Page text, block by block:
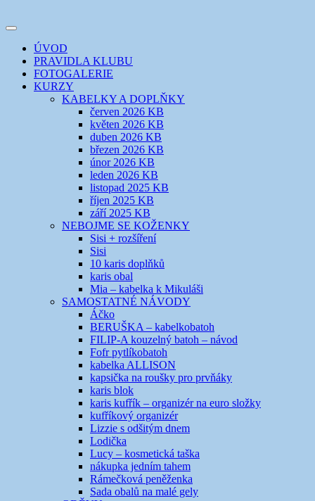
k
webuEVIKLUB
šicí klub
Toggle
navigation
ÚVOD
PRAVIDLA KLUBU
FOTOGALERIE
KURZY
KABELKY A DOPLŇKY
červen 2026 KB
květen 2026 KB
duben 2026 KB
březen 2026 KB
únor 2026 KB
leden 2026 KB
listopad 2025 KB
říjen 2025 KB
září 2025 KB
NEBOJME SE KOŽENKY
Sisi + rozšíření
Sisi
10 karis doplňků
karis obal
Mia – kabelka k Mikuláši
SAMOSTATNÉ NÁVODY
Áčko
BERUŠKA – kabelkobatoh
FILIP-A kouzelný batoh – návod
Fofr pytlíkobatoh
kabelka ALLISON
kapsička na roušky pro prvňáky
karis blok
karis kufřík – organizér na euro složky
kufříkový organizér
Lizzie s odšitým dnem
Lodička
Lucy – kosmetická taška
nákupka jedním tahem
Rámečková peněženka
Sada obalů na malé gely